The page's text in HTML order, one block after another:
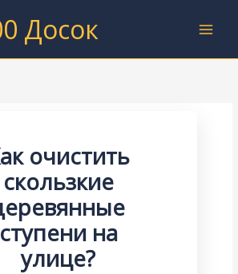
Досок
очистить
скользкие
ступени на
улице?